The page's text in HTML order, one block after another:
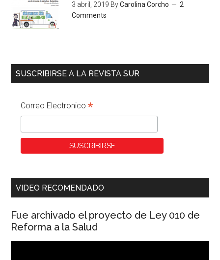
3 abril, 2019 ByCarolina Corcho
2
Comments
SUSCRIBIRSE A LA REVISTA SUR
Correo Electronico*
VIDEO RECOMENDADO
Fue archivado el proyecto de Ley 010 de
Reforma a la Salud